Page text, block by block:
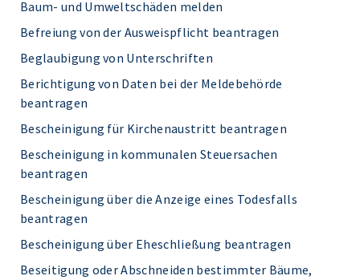
Baum- und Umweltschäden melden
Befreiung von der Ausweispflicht beantragen
Beglaubigung von Unterschriften
Berichtigung von Daten bei der Meldebehörde
beantragen
Bescheinigung für Kirchenaustritt beantragen
Bescheinigung in kommunalen Steuersachen
beantragen
Bescheinigung über die Anzeige eines Todesfalls
beantragen
Bescheinigung über Eheschließung beantragen
Beseitigung oder Abschneiden bestimmter Bäume,